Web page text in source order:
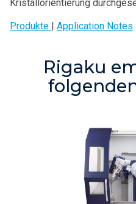
Kristallorientierung
Produkte | Application Notes
Rigaku